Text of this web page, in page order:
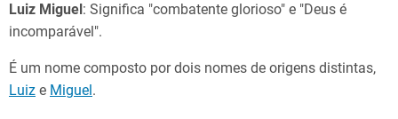
Luiz Miguel : Significa "combatente glorioso" e "Deus é
incomparável".
É um nome composto por dois nomes de origens distintas,
Luiz e Miguel .